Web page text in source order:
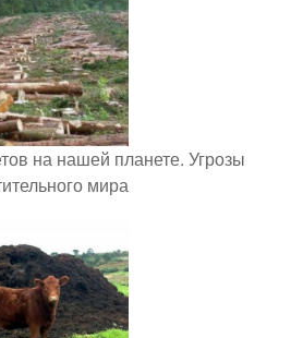
на нашей планете. Угрозы
мира